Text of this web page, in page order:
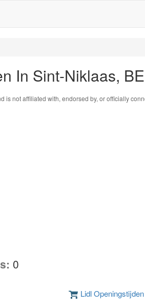
In Sint-Niklaas, BE
not affiliated with, endorsed by, or officially
0
Lidl Openingstijden